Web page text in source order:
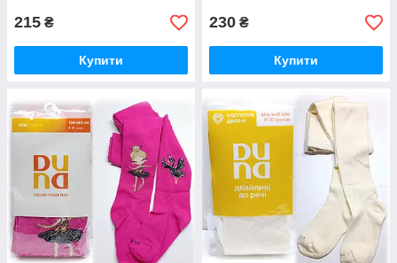
215 ₴
Купити
230 ₴
Купити